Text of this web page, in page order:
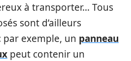
à transporter… Tous
sont d’ailleurs
par exemple, un panneau
peut contenir un